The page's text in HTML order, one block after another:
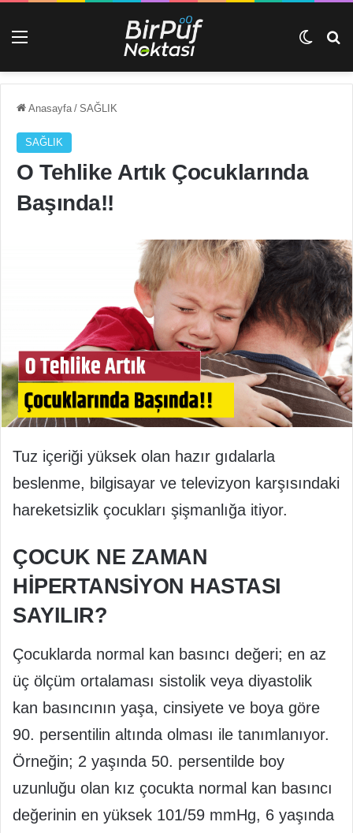
Menü Dış
Anasayfa / SAĞLIK
SAĞLIK
O Tehlike Artık Çocuklarında
Başında!!
Tuz içeriği yüksek olan hazır gıdalarla
beslenme, bilgisayar ve televizyon karşısındaki
hareketsizlik çocukları şişmanlığa itiyor.
ÇOCUK NE ZAMAN
HİPERTANSİYON HASTASI
SAYILIR?
Çocuklarda normal kan basıncı değeri; en az
üç ölçüm ortalaması sistolik veya diyastolik
kan basıncının yaşa, cinsiyete ve boya göre
90. persentilin altında olması ile tanımlanıyor.
Örneğin; 2 yaşında 50. persentilde boy
uzunluğu olan kız çocukta normal kan basıncı
değerinin en yüksek 101/59 mmHg, 6 yaşında